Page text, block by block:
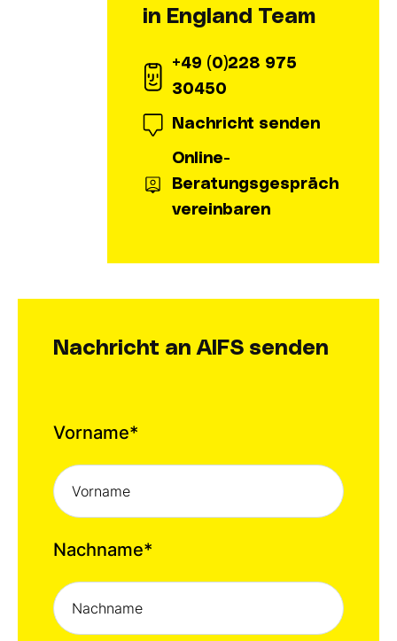
in England Team
+49 (0)228 975
30450
Nachricht senden
Online-
Beratungsgespräch
vereinbaren
Nachricht an AIFS senden
Vorname*
Nachname*